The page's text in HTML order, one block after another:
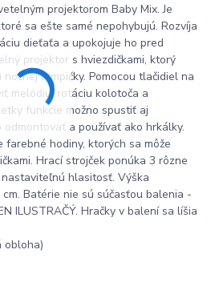
projektorom Baby Mix. Je
sa ešte samé nepohybujú. Rozvíja
dieťaťa a upokojuje ho pred
projektor s hviezdičkami, ktorý
lampičky. Pomocou tlačidiel na
melódiu, rotáciu kolotoča a
funkcie možno spustiť aj
odmontovať a používať ako hrkálky.
hodiny, ktorých sa môže
Hrací strojček ponúka 3 rôzne
hlasitosť. Výška
Batérie nie sú súčasťou balenia -
ILUSTRAČÝ. Hračky v balení sa líšia
obloha)